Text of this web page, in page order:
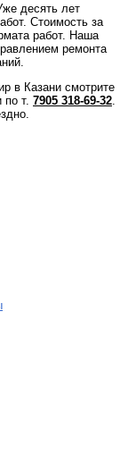
десять лет
Стоимость за
работ. Наша
ремонта
в Казани смотрите
по т. 7905 318-69-32